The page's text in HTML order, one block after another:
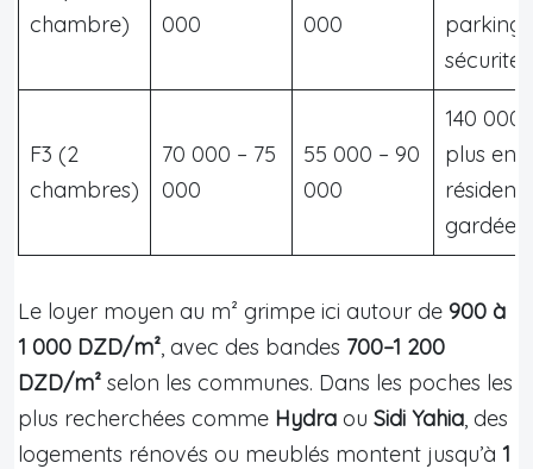
chambre)
000
000
parking
sécurité
F3 (2
chambres)
70 000 – 75
000
55 000 – 90
000
140 000
plus en
gardée
Le loyer moyen au m² grimpe ici autour de 900 à
1 000 DZD/m², avec des bandes 700–1 200
DZD/m² selon les communes. Dans les poches les
plus recherchées comme Hydra ou Sidi Yahia, des
logements rénovés ou meublés montent jusqu’à 1